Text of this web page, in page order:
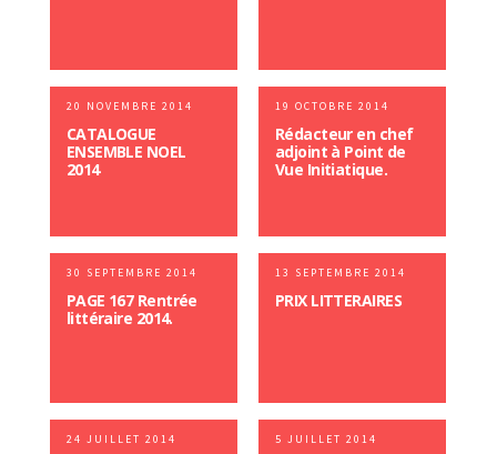
20 NOVEMBRE 2014
CATALOGUE
ENSEMBLE NOEL
2014
19 OCTOBRE 2014
Rédacteur en chef
adjoint à Point de
Vue Initiatique.
30 SEPTEMBRE 2014
PAGE 167 Rentrée
littéraire 2014.
13 SEPTEMBRE 2014
PRIX LITTERAIRES
24 JUILLET 2014 5 JUILLET 2014